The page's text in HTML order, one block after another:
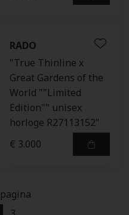
RADO
"True Thinline x
Great Gardens of the
World ""Limited
Edition"" unisex
horloge R27113152"
€ 3.000